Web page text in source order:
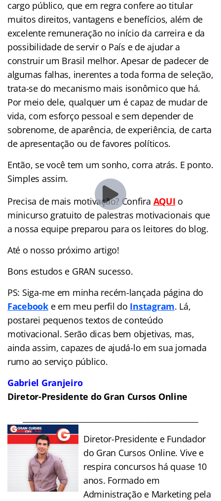
cargo público, que em regra confere ao titular
muitos direitos, vantagens e benefícios, além de
excelente remuneração no início da carreira e da
possibilidade de servir o País e de ajudar a
construir um Brasil melhor. Apesar de padecer de
algumas falhas, inerentes a toda forma de seleção,
trata-se do mecanismo mais isonômico que há.
Por meio dele, qualquer um é capaz de mudar de
vida, com esforço pessoal e sem depender de
sobrenome, de aparência, de experiência, de carta
de apresentação ou de favores políticos.
Então, se você tem um sonho, corra atrás. E ponto.
Simples assim.
Precisa de mais motivação? Confira AQUI o
minicurso gratuito de palestras motivacionais que
a nossa equipe preparou para os leitores do blog.
Até o nosso próximo artigo!
Bons estudos e GRAN sucesso.
PS: Siga-me em minha recém-lançada página do
Facebooke em meu perfil do Instagram. Lá,
postarei pequenos textos de conteúdo
motivacional. Serão dicas bem objetivas, mas,
ainda assim, capazes de ajudá-lo em sua jornada
rumo ao serviço público.
Gabriel Granjeiro
Diretor-Presidente do Gran Cursos Online
Diretor-Presidente e Fundador
do Gran Cursos Online. Vive e
respira concursos há quase 10
anos. Formado em
Administração e Marketing pela